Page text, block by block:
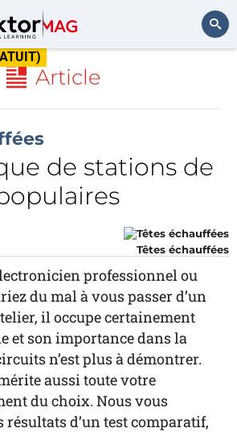
Article
de stations de
Têtes échauffées
professionnel ou
du mal à vous passer d’un
il occupe certainement
et son importance dans la
n’est plus à démontrer.
aussi toute votre
du choix. Nous vous
d’un test comparatif,